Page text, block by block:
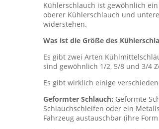
Kühlerschlauch ist gewöhnlich
oberer Kühlerschlauch und
widerstehen.
Was ist die Größe des
Es gibt zwei Arten
sind gewöhnlich 1/2, 5/8 und 3/4
Es gibt wirklich einige
Geformter Schlauch: Geformte
Schlauchschleifen oder ein
Fahrzeug austauschbar (ihre